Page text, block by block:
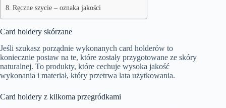
Ręczne szycie – oznaka jakości
Card holdery skórzane
Jeśli szukasz porządnie wykonanych card holderów to
koniecznie postaw na te, które zostały przygotowane ze skóry
naturalnej. To produkty, które cechuje wysoka jakość
wykonania i materiał, który przetrwa lata użytkowania.
Card holdery z kilkoma przegródkami